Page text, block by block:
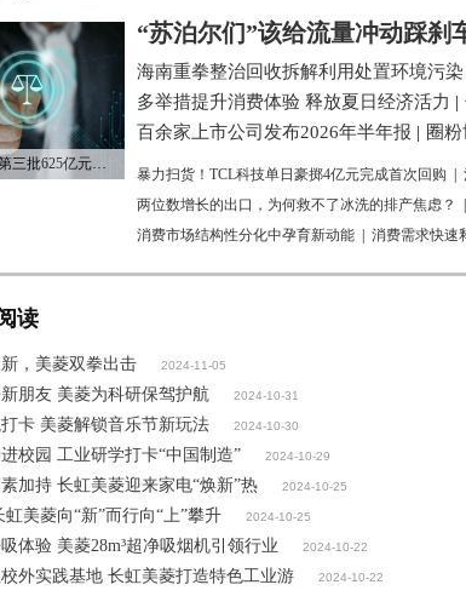
“国补”继续！第三批625亿元资金已下达
“苏泊尔们”该给流量冲动踩刹
海南重拳整治回收拆解利用处置环境污染
多举措提升消费体验 释放夏日经济活力 |
百余家上市公司发布2026年半年报 | 圈
暴力扫货！TCL科技单日豪掷4亿元完成首次回购
两位数增长的出口，为何救不了冰洗的排产焦虑？
消费市场结构性分化中孕育新动能
消费需求快速
读
，美菱双拳出击 2024-11-05
朋友 美菱为科研保驾护航 2024-10-31
卡 美菱解锁音乐节新玩法 2024-10-30
校园 工业研学打卡“中国制造” 2024-10-29
加持 长虹美菱迎来家电“焕新”热 2024-10-25
美菱向“新”而行向“上”攀升 2024-10-25
体验 美菱28m³超净吸烟机引领行业 2024-10-22
外实践基地 长虹美菱打造特色工业游 2024-10-22